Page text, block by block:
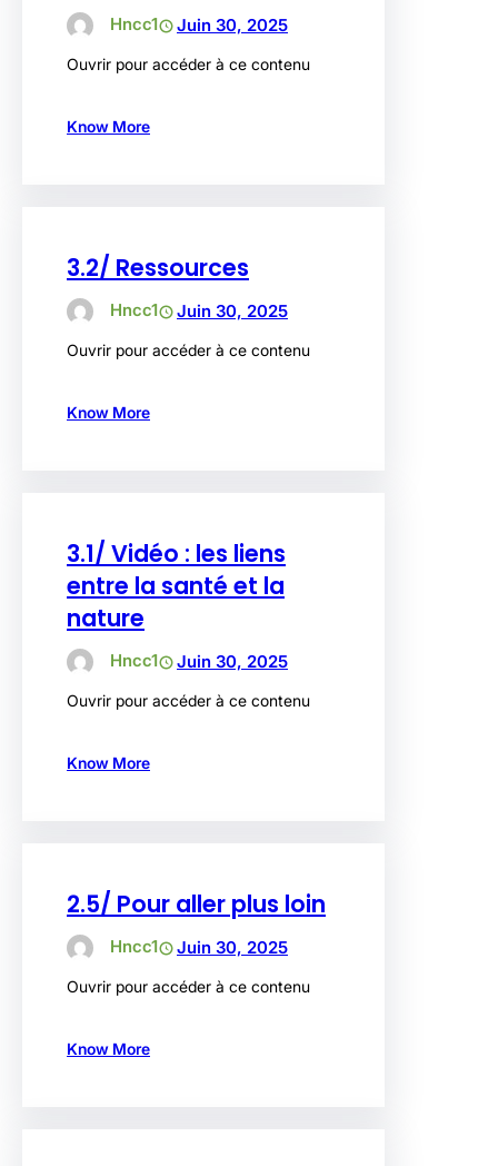
Hncc1 Juin 30, 2025
Ouvrir pour accéder à ce contenu
Know More
3.2/ Ressources
Hncc1 Juin 30, 2025
Ouvrir pour accéder à ce contenu
Know More
3.1/ Vidéo : les liens
entre la santé et la
nature
Hncc1 Juin 30, 2025
Ouvrir pour accéder à ce contenu
Know More
2.5/ Pour aller plus loin
Hncc1 Juin 30, 2025
Ouvrir pour accéder à ce contenu
Know More